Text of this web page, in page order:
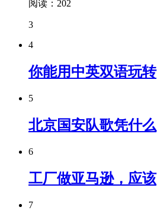
阅读：202
3
4
你能用中英双语玩转
5
北京国安队歌凭什么
6
工厂做亚马逊，应该
7